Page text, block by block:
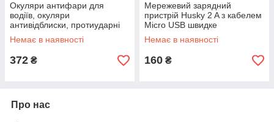
Окуляри антифари для
водіїв, окуляри
антивідблиски, протиударні
автомобільні окуляри для
нічної їзди, чорні
Немає в наявності
372 ₴
Мережевий зарядний
пристрій Husky 2 A з кабелем
Micro USB швидке
заряджання (Fast Charge
заряджання для телефона)
Немає в наявності
160 ₴
Про нас